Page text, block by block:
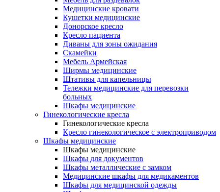
Медицинские кровати
Кушетки медицинские
Донорское кресло
Кресло пациента
Диваны для зоны ожидания
Скамейки
Мебель Армейская
Ширмы медицинские
Штативы для капельницы
Тележки медицинские для перевозки
больных
Шкафы медицинские
Гинекологические кресла
Гинекологические кресла
Кресло гинекологическое с электроприводом
Шкафы медицинские
Шкафы медицинские
Шкафы для документов
Шкафы металлические с замком
Медицинские шкафы для медикаментов
Шкафы для медицинской одежды